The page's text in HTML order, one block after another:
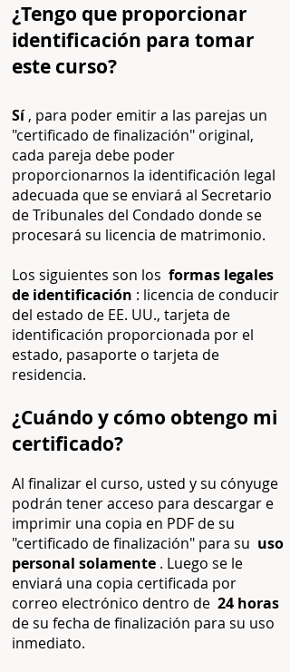
¿Tengo que proporcionar
identificación para tomar
este curso?
Sí, para poder emitir a las parejas un
"certificado de finalización" original,
cada pareja debe poder
proporcionarnos la identificación legal
adecuada que se enviará al Secretario
de Tribunales del Condado donde se
procesará su licencia de matrimonio.
Los siguientes son los formas legales
de identificación : licencia de conducir
del estado de EE. UU., tarjeta de
identificación proporcionada por el
estado, pasaporte o tarjeta de
residencia.
¿Cuándo y cómo obtengo mi
certificado?
Al finalizar el curso, usted y su cónyuge
podrán tener acceso para descargar e
imprimir una copia en PDF de su
"certificado de finalización" para su uso
personal solamente . Luego se le
enviará una copia certificada por
correo electrónico dentro de 24 horas
de su fecha de finalización para su uso
inmediato.